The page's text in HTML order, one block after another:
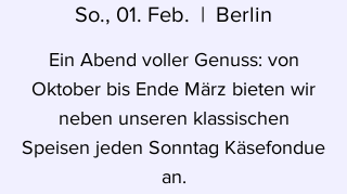
So., 01. Feb.
  |
Berlin
Ein Abend voller Genuss: von
Oktober bis Ende März bieten wir
neben unseren klassischen
Speisen jeden Sonntag Käsefondue
an.